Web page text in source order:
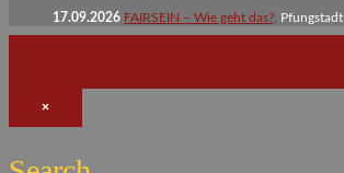
17.09.2026 FAIRSEIN – Wie geht das?, Pfungstadt
×